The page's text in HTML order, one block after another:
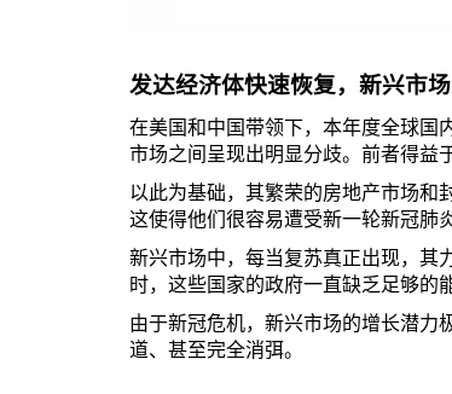
发达经济体快速恢复，新兴市
在美国和中国带领下，本年度全球国
市场之间呈现出明显分歧。前者得益
以此为基础，其繁荣的房地产市场和
这使得他们很容易遭受新一轮新冠肺
新兴市场中，每当复苏真正出现，
时，这些国家的政府一直缺乏足够的
由于新冠危机，新兴市场的增长潜力
道、甚至完全消弭。